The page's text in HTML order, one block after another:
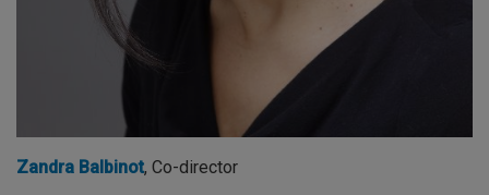
Zandra Balbinot, Co-director